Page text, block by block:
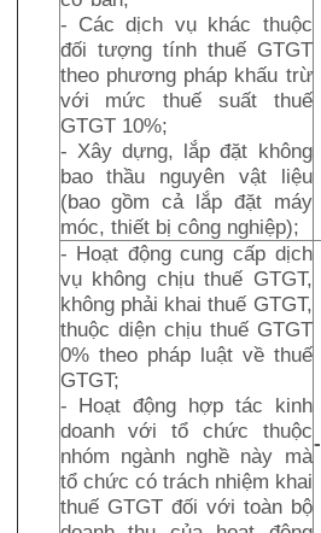
- Các dịch vụ khác thuộc
đối tượng tính thuế GTGT
theo phương pháp khấu trừ
với mức thuế suất thuế
GTGT 10%;
- Xây dựng, lắp đặt không
bao thầu nguyên vật liệu
(bao gồm cả lắp đặt máy
móc, thiết bị công nghiệp);
- Hoạt động cung cấp dịch
vụ không chịu thuế GTGT,
không phải khai thuế GTGT,
thuộc diện chịu thuế GTGT
0% theo pháp luật về thuế
GTGT;
- Hoạt động hợp tác kinh
doanh với tổ chức thuộc
nhóm ngành nghề này mà
tổ chức có trách nhiệm khai
thuế GTGT đối với toàn bộ
-